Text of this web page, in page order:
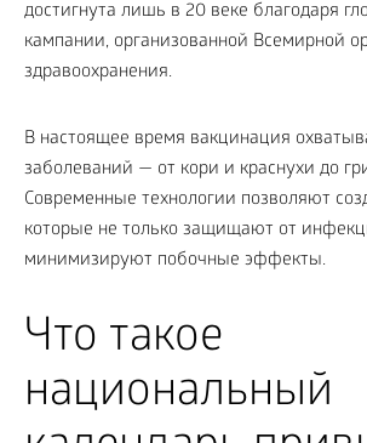
достигнута лишь в 20 веке благодаря
кампании, организованной Всемирной
здравоохранения.
В настоящее время вакцинация
заболеваний — от кори и краснухи до
Современные технологии позволяют
которые не только защищают от
минимизируют побочные эффекты.
Что такое
национальный